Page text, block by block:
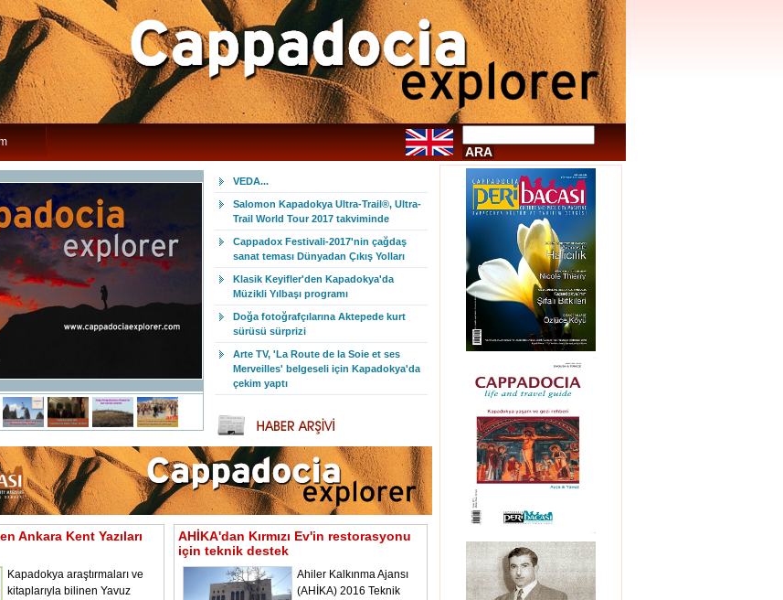
VEDA...
Salomon Kapadokya Ultra-Trail®, Ultra-
Trail World Tour 2017 takviminde
Cappadox Festivali-2017'nin çağdaş
sanat teması Dünyadan Çıkış Yolları
Klasik Keyifler'den Kapadokya'da
Müzikli Yılbaşı programı
Doğa fotoğrafçılarına Aktepede kurt
sürüsü sürprizi
Arte TV, 'La Route de la Soie et ses
Merveilles' belgeseli için Kapadokya'da
çekim yaptı
Ankara Kent Yazıları
Kapadokya araştırmaları ve
kitaplarıyla bilinen Yavuz
AHİKA'dan Kırmızı Ev'in restorasyonu
için teknik destek
Ahiler Kalkınma Ajansı
(AHİKA) 2016 Teknik